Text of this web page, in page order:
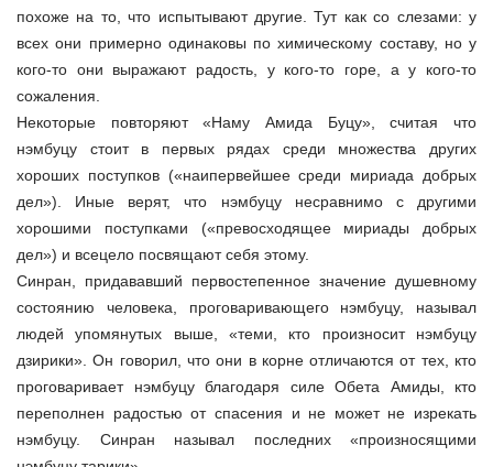
похоже на то, что испытывают другие. Тут как со слезами: у
всех они примерно одинаковы по химическому составу, но у
кого-то они выражают радость, у кого-то горе, а у кого-то
сожаления.
Некоторые повторяют «Наму Амида Буцу», считая что
нэмбуцу стоит в первых рядах среди множества других
хороших поступков («наипервейшее среди мириада добрых
дел»). Иные верят, что нэмбуцу несравнимо с другими
хорошими поступками («превосходящее мириады добрых
дел») и всецело посвящают себя этому.
Синран, придававший первостепенное значение душевному
состоянию человека, проговаривающего нэмбуцу, называл
людей упомянутых выше, «теми, кто произносит нэмбуцу
дзирики». Он говорил, что они в корне отличаются от тех, кто
проговаривает нэмбуцу благодаря силе Обета Амиды, кто
переполнен радостью от спасения и не может не изрекать
нэмбуцу. Синран называл последних «произносящими